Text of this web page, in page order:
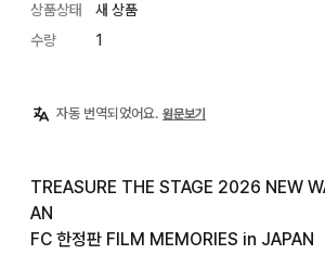
상품상태
새 상품
수량
1
자동 번역되었어요. 원문보기
TREASURE THE STAGE 2026 NEW
AN
FC 한정판 FILM MEMORIES in JAPAN